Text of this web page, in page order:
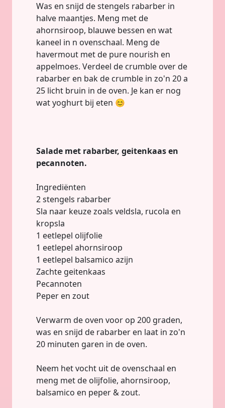
Was en snijd de stengels rabarber in
halve maantjes. Meng met de
ahornsiroop, blauwe bessen en wat
kaneel in n ovenschaal. Meng de
havermout met de pure nourish en
appelmoes. Verdeel de crumble over de
rabarber en bak de crumble in zo'n 20 a
25 licht bruin in de oven. Je kan er nog
wat yoghurt bij eten 😊
Salade met rabarber, geitenkaas en
pecannoten.
Ingrediënten
2 stengels rabarber
Sla naar keuze zoals veldsla, rucola en
kropsla
1 eetlepel olijfolie
1 eetlepel ahornsiroop
1 eetlepel balsamico azijn
Zachte geitenkaas
Pecannoten
Peper en zout
Verwarm de oven voor op 200 graden,
was en snijd de rabarber en laat in zo'n
20 minuten garen in de oven.
Neem het vocht uit de ovenschaal en
meng met de olijfolie, ahornsiroop,
balsamico en peper & zout.